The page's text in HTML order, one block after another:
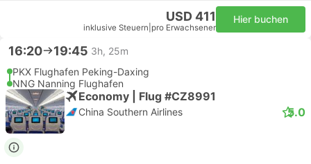
USD 411
inklusive Steuern pro Erwachsener
Hier buchen
16:20 19:45 3h, 25m
PKX Flughafen Peking-Daxing
NNG Nanning Flughafen
Economy | Flug #CZ8991
China Southern Airlines 5.0